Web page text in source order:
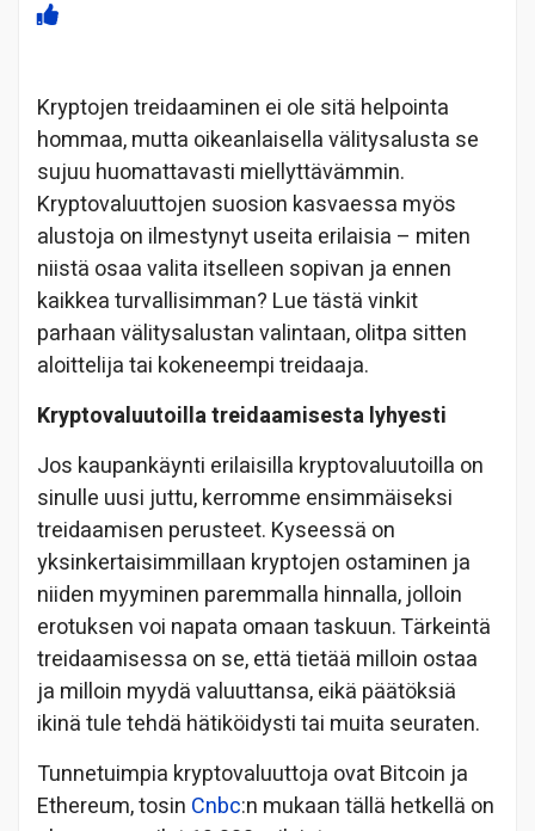
Kryptojen treidaaminen ei ole sitä helpointa
hommaa, mutta oikeanlaisella välitysalusta se
sujuu huomattavasti miellyttävämmin.
Kryptovaluuttojen suosion kasvaessa myös
alustoja on ilmestynyt useita erilaisia – miten
niistä osaa valita itselleen sopivan ja ennen
kaikkea turvallisimman? Lue tästä vinkit
parhaan välitysalustan valintaan, olitpa sitten
aloittelija tai kokeneempi treidaaja.
Kryptovaluutoilla treidaamisesta lyhyesti
Jos kaupankäynti erilaisilla kryptovaluutoilla on
sinulle uusi juttu, kerromme ensimmäiseksi
treidaamisen perusteet. Kyseessä on
yksinkertaisimmillaan kryptojen ostaminen ja
niiden myyminen paremmalla hinnalla, jolloin
erotuksen voi napata omaan taskuun. Tärkeintä
treidaamisessa on se, että tietää milloin ostaa
ja milloin myydä valuuttansa, eikä päätöksiä
ikinä tule tehdä hätiköidysti tai muita seuraten.
Tunnetuimpia kryptovaluuttoja ovat Bitcoin ja
Ethereum, tosin Cnbc:n mukaan tällä hetkellä on